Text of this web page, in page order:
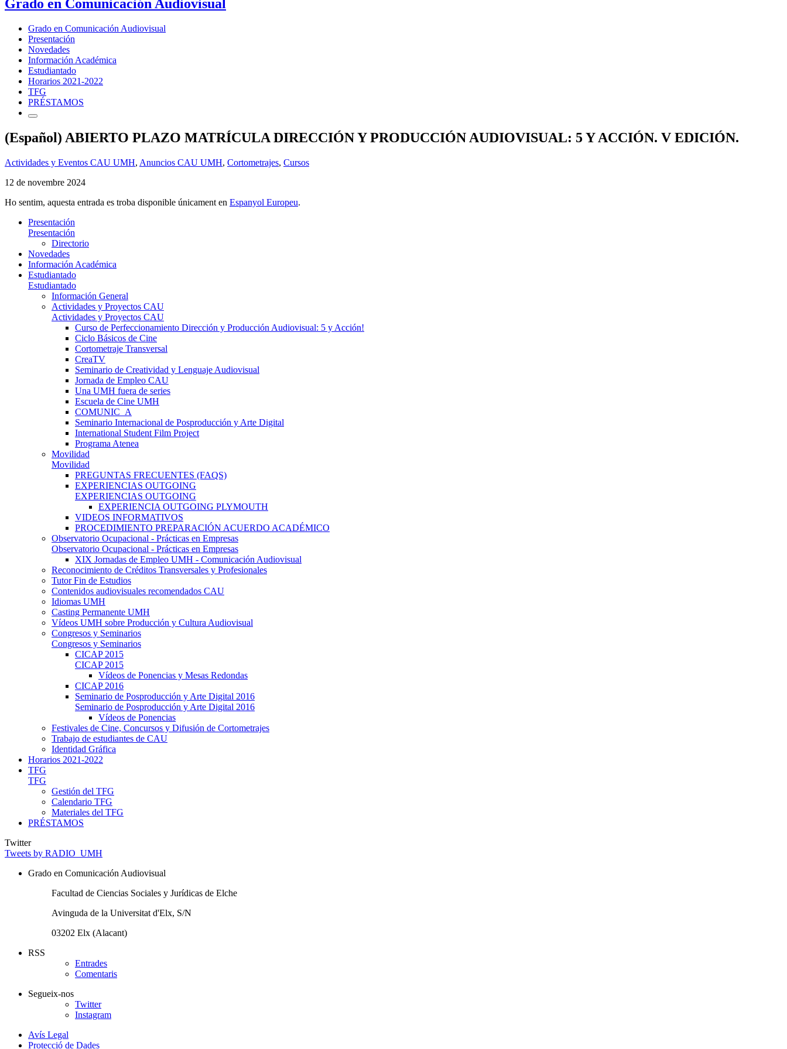
Grado en Comunicación Audiovisual
Grado en Comunicación Audiovisual
Presentación
Novedades
Información Académica
Estudiantado
Horarios 2021-2022
TFG
PRÉSTAMOS
(Español) ABIERTO PLAZO MATRÍCULA DIRECCIÓN Y PRODUCCIÓN AUDIOVISUAL: 5 Y ACCIÓN. V EDICIÓN.
Actividades y Eventos CAU UMH, Anuncios CAU UMH, Cortometrajes, Cursos
12 de novembre 2024
Ho sentim, aquesta entrada es troba disponible únicament en Espanyol Europeu.
Presentación
Presentación
Directorio
Novedades
Información Académica
Estudiantado
Estudiantado
Información General
Actividades y Proyectos CAU
Actividades y Proyectos CAU
Curso de Perfeccionamiento Dirección y Producción Audiovisual: 5 y Acción!
Ciclo Básicos de Cine
Cortometraje Transversal
CreaTV
Seminario de Creatividad y Lenguaje Audiovisual
Jornada de Empleo CAU
Una UMH fuera de series
Escuela de Cine UMH
COMUNIC_A
Seminario Internacional de Posproducción y Arte Digital
International Student Film Project
Programa Atenea
Movilidad
Movilidad
PREGUNTAS FRECUENTES (FAQS)
EXPERIENCIAS OUTGOING
EXPERIENCIAS OUTGOING
EXPERIENCIA OUTGOING PLYMOUTH
VIDEOS INFORMATIVOS
PROCEDIMIENTO PREPARACIÓN ACUERDO ACADÉMICO
Observatorio Ocupacional - Prácticas en Empresas
Observatorio Ocupacional - Prácticas en Empresas
XIX Jornadas de Empleo UMH - Comunicación Audiovisual
Reconocimiento de Créditos Transversales y Profesionales
Tutor Fin de Estudios
Contenidos audiovisuales recomendados CAU
Idiomas UMH
Casting Permanente UMH
Vídeos UMH sobre Producción y Cultura Audiovisual
Congresos y Seminarios
Congresos y Seminarios
CICAP 2015
CICAP 2015
Vídeos de Ponencias y Mesas Redondas
CICAP 2016
Seminario de Posproducción y Arte Digital 2016
Seminario de Posproducción y Arte Digital 2016
Vídeos de Ponencias
Festivales de Cine, Concursos y Difusión de Cortometrajes
Trabajo de estudiantes de CAU
Identidad Gráfica
Horarios 2021-2022
TFG
TFG
Gestión del TFG
Calendario TFG
Materiales del TFG
PRÉSTAMOS
Twitter
Tweets by RADIO_UMH
Grado en Comunicación Audiovisual
Facultad de Ciencias Sociales y Jurídicas de Elche
Avinguda de la Universitat d'Elx, S/N
03202 Elx (Alacant)
RSS
Entrades
Comentaris
Segueix-nos
Twitter
Instagram
Avís Legal
Protecció de Dades